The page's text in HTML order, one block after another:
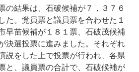
結果は、石破候補が７，３７６
た。党員票と議員票を合わせた１
早苗候補が１８１票、石破茂候補
決選投票に進みました。それぞれ
説をした上で投票が行われ、各県
と、議員票の合計で、石破候補が